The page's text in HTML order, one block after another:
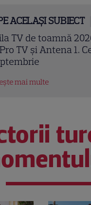
ACELAȘI SUBIECT
Kasikci, fost
de ani. Bucătarul
mai multe